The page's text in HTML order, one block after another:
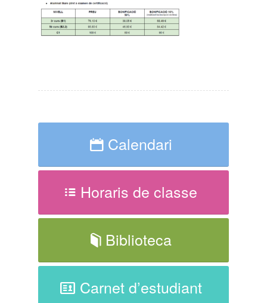
Calendari
Horaris de classe
Biblioteca
Carnet d’estudiant